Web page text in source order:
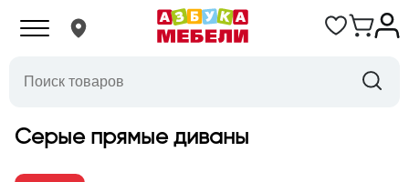
Серые прямые диваны